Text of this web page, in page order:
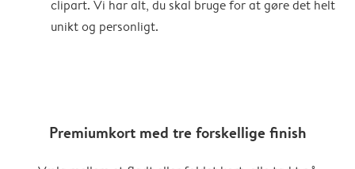
clipart. Vi har alt, du skal bruge for at gøre det helt
unikt og personligt.
Premiumkort med tre forskellige finish